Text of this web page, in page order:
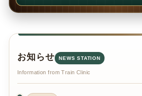
お知らせ NEWS STATION
Information from Train Clinic